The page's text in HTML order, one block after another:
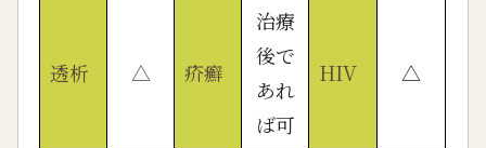
透析 △ 疥癬
治療
後で
あれ
ば可
HIV △